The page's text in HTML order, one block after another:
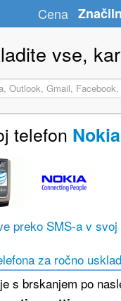
Cena
vse,
telefon
preko SMS-a v svoj
za ročno
s brskanjem po